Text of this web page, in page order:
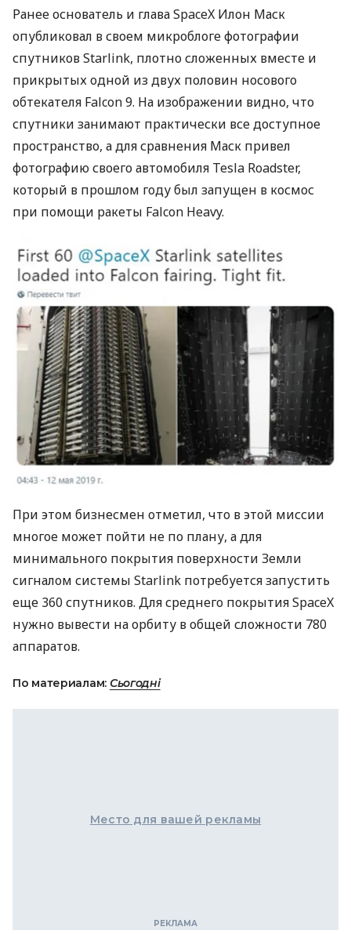
Ранее основатель и глава SpaceX Илон Маск
опубликовал в своем микроблоге фотографии
спутников Starlink, плотно сложенных вместе и
прикрытых одной из двух половин носового
обтекателя Falcon 9. На изображении видно, что
спутники занимают практически все доступное
пространство, а для сравнения Маск привел
фотографию своего автомобиля Tesla Roadster,
который в прошлом году был запущен в космос
при помощи ракеты Falcon Heavy.
При этом бизнесмен отметил, что в этой миссии
многое может пойти не по плану, а для
минимального покрытия поверхности Земли
сигналом системы Starlink потребуется запустить
еще 360 спутников. Для среднего покрытия SpaceX
нужно вывести на орбиту в общей сложности 780
аппаратов.
По материалам: Сьогодні
Место для вашей рекламы